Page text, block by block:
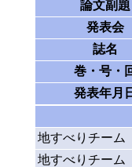
論文副題
発表会
誌名
巻・号・
発表年月
地すべりチーム
地すべりチーム